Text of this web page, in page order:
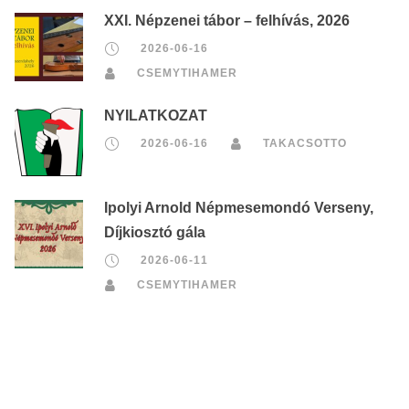
XXI. Népzenei tábor – felhívás, 2026
2026-06-16
CSEMYTIHAMER
NYILATKOZAT
2026-06-16 TAKACSOTTO
Ipolyi Arnold Népmesemondó Verseny,
Díjkiosztó gála
2026-06-11
CSEMYTIHAMER